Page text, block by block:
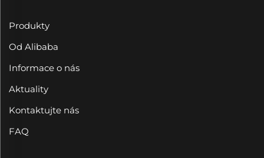
Produkty
Od Alibaba
Informace o nás
Aktuality
Kontaktujte nás
FAQ